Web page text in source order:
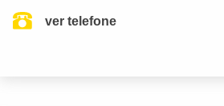
ver telefone